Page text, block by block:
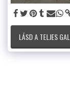
LÁSD A TELJES